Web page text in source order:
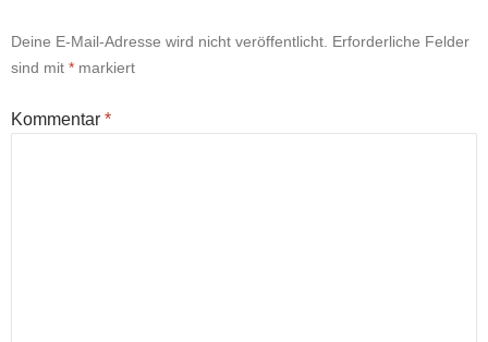
Deine E-Mail-Adresse wird nicht veröffentlicht. Erforderliche Felder
sind mit * markiert
Kommentar *